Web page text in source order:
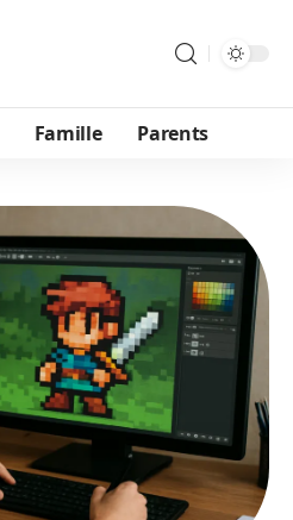
Famille Parents